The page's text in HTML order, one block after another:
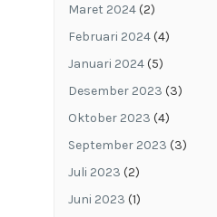
Maret 2024(2)
Februari 2024(4)
Januari 2024(5)
Desember 2023 (3)
Oktober 2023 (4)
September 2023 (3)
Juli 2023 (2)
Juni 2023 (1)